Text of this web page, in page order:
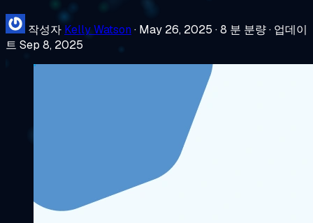
작성자 Kelly Watson · May 26, 2025 ·8 분 분량· 업데이
트 Sep 8, 2025